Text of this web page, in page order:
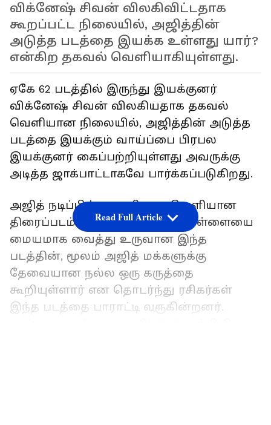
விக்னேஷ் சிவன் விலகிவிட்டதாக
கூறப்பட்ட நிலையில், அஜித்தின்
அடுத்த படத்தை இயக்க உள்ளது யார்?
என்கிற தகவல் வெளியாகியுள்ளது.
ஏகே 62 படத்தில் இருந்து இயக்குனர்
விக்னேஷ் சிவன் விலகியதாக தகவல்
வெளியான நிலையில், அஜித்தின் அடுத்த
படத்தை இயக்கும் வாய்ப்பை பிரபல
இயக்குனர் கைப்பற்றியுள்ளது அவருக்கு
அடித்த ஜாக்பாட்டாகவே பார்க்கப்படுகிறது.
அஜித் நடிப்பில் கடைசியாக வெளியான
திரைப்படம் 'துணிவு', வங்கி கொள்ளையை
மையமாக வைத்து உருவான இந்த
படத்தின், மூலம் அஜித் மக்களுக்கு
தேவையான நல்ல ஒரு கருத்தை
கூறியுள்ளார் என தொடர்ந்து ரசிகர்கள்
இந்த படத்தை பாராட்டி வருகின்றனர்.
Read Full Article